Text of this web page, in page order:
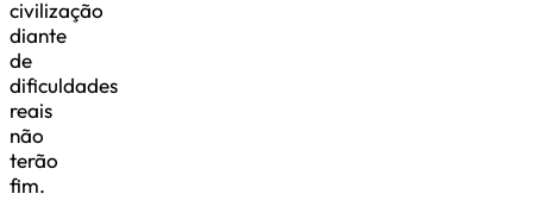
civilização
diante
de
dificuldades
reais
não
terão
fim.